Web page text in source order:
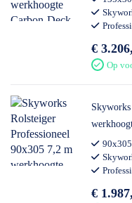
€
Op
€